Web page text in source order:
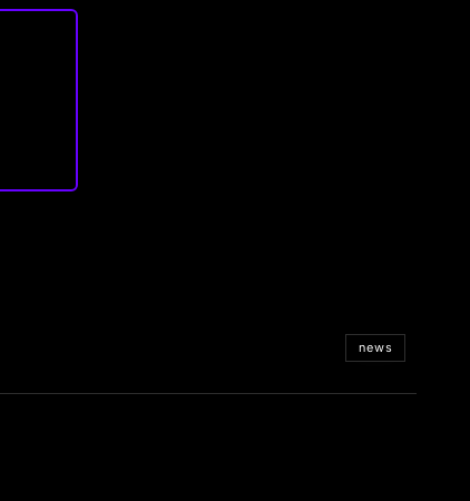
news